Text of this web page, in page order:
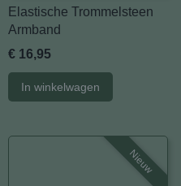
Elastische Trommelsteen
Armband
€ 16,95
In winkelwagen
Nieuw